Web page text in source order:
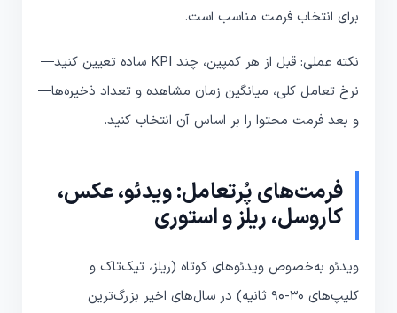
برای انتخاب فرمت مناسب است.
نکته عملی: قبل از هر کمپین، چند KPI ساده تعیین کنید—
نرخ تعامل کلی، میانگین زمان مشاهده و تعداد ذخیره‌ها—
و بعد فرمت محتوا را بر اساس آن انتخاب کنید.
فرمت‌های پُرتعامل: ویدئو، عکس،
کاروسل، ریلز و استوری
ویدئو به‌خصوص ویدئوهای کوتاه (ریلز، تیک‌تاک و
کلیپ‌های 30-90 ثانیه) در سال‌های اخیر بزرگ‌ترین